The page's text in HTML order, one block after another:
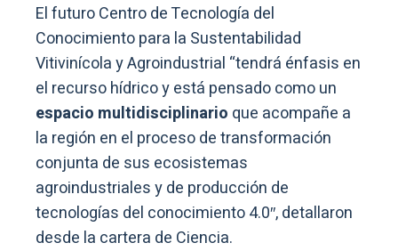
El futuro Centro de Tecnología del
Conocimiento para la Sustentabilidad
Vitivinícola y Agroindustrial “tendrá énfasis en
el recurso hídrico y está pensado como un
espacio multidisciplinario que acompañe a
la región en el proceso de transformación
conjunta de sus ecosistemas
agroindustriales y de producción de
tecnologías del conocimiento 4.0″, detallaron
desde la cartera de Ciencia.